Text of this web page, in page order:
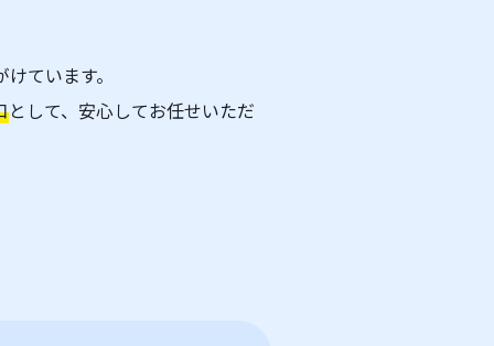
ています。
として、安心してお任せいただ